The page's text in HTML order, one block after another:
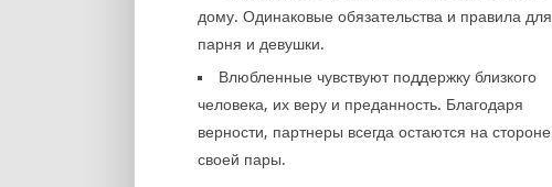
дому. Одинаковые обязательства и правила для
парня и девушки.
Влюбленные чувствуют поддержку близкого
человека, их веру и преданность. Благодаря
верности, партнеры всегда остаются на стороне
своей пары.